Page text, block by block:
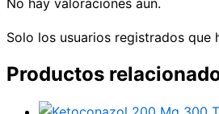
No hay valoraciones aún.
Solo los usuarios registrados
Productos